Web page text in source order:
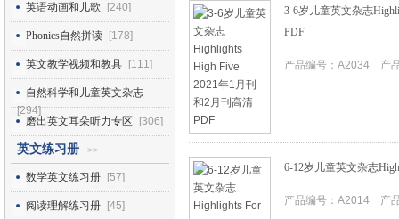
英语动画和儿歌 [240]
Phonics自然拼读 [178]
英文教学视频和教具 [111]
自然科学和儿童英文杂志
[294]
磨出英文耳朵听力专区
[306]
英文练习册 >>
数学英文练习册 [57]
阅读理解练习册 [45]
3-6岁儿童英文杂志
PDF
产品编号：A2034 产
6-12岁儿童英文杂志
产品编号：A2014 产